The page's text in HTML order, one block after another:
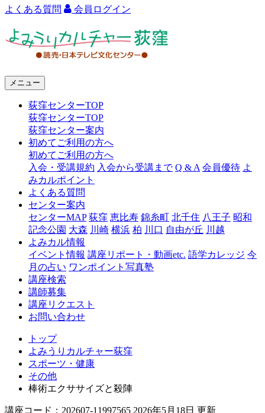
よくある質問 会員ログイン
ャ
窪
メニュー
荻窪センターTOP
荻窪センターTOP
荻窪センター案内
初めてご利用の方へ
初めてご利用の方へ
入会・受講規約 入会から受講まで Q & A 会員優待 よ
みカルポイント
よくある質問
センター案内
センターMAP 荻窪 恵比寿 錦糸町 北千住 八王子 昭和
記念公園 大森 川崎 横浜 柏 川口 自由が丘 川越
よみカル情報
イベント情報 講座リポート・動画etc. 語学カレッジ 今
月の占い ワンポイント写真塾
講座検索
講師募集
講座リクエスト
お問い合わせ
トップ
よみうりカルチャー荻窪
スポーツ・健康
その他
棒術エクササイズと殺陣
講座コード：202607-11997565 2026年5月18日 更新